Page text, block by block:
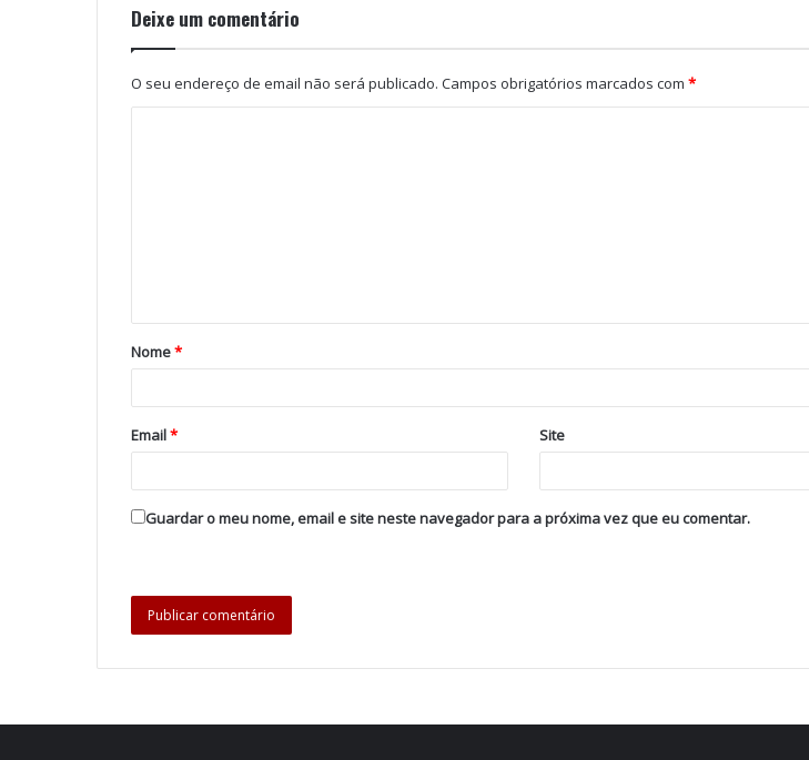
Deixe um comentário
O seu endereço de email não será publicado. Campos obrigatórios marcados com *
Nome*
Email* Site
Guardar o meu nome, email e site neste navegador para a próxima vez que eu comentar.